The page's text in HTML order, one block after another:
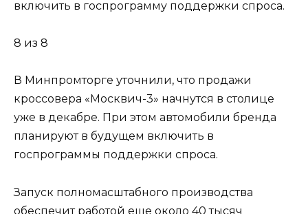
включить в госпрограмму поддержки спроса.
8 из 8
В Минпромторге уточнили, что продажи
кроссовера «Москвич-3» начнутся в столице
уже в декабре. При этом автомобили бренда
планируют в будущем включить в
госпрограммы поддержки спроса.
Запуск полномасштабного производства
обеспечит работой еще около 40 тысяч